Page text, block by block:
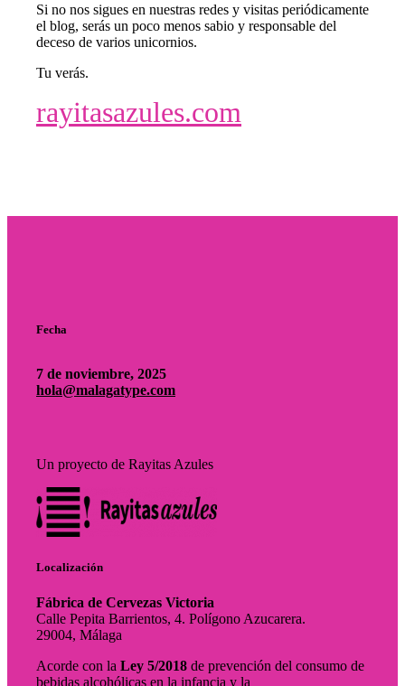
Si no nos sigues en nuestras redes y visitas periódicamente
el blog, serás un poco menos sabio y responsable del
deceso de varios unicornios.
Tu verás.
rayitasazules.com
Fecha
7 de noviembre, 2025
hola@malagatype.com
Un proyecto de Rayitas Azules
Localización
Fábrica de Cervezas Victoria
Calle Pepita Barrientos, 4. Polígono Azucarera.
29004, Málaga
Acorde con la Ley 5/2018 de prevención del consumo de
bebidas alcohólicas en la infancia y la